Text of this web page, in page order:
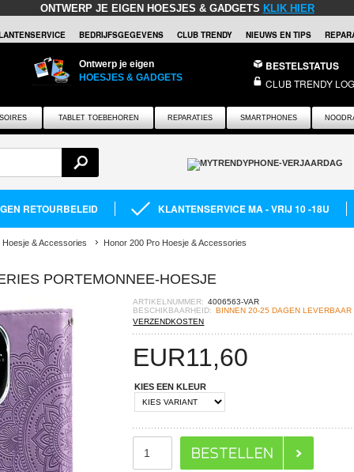
ONTWERP JE EIGEN HOESJES & GADGETS KLIK HIER
BEDRIJFSGEGEVENS CLUB TRENDY NIEUWS EN TIPS
Ontwerp je eigen
HOESJES & GADGETS
BESTELSTATUS
CLUB TRENDY
TABLET TOEBEHOREN REPARATIES SMARTPHONES
RETOURBELEID KLANTENSERVICE MA - VRIJ 10 -18U
Hoesje & Accessories Honor 200 Pro Hoesje & Accessories
PORTEMONNEE-HOESJE
ARTIKELNUMMER: 4006563-VAR
BESCHIKBAARHEID: BINNEN 20-25 DAGEN LEVERBAAR
VERZENDKOSTEN
EUR11,60
KIES EEN KLEUR